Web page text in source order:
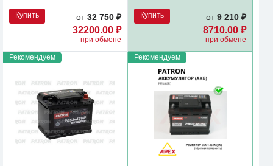
Купить от32 750 ₽
32200.00 ₽
при обмене
Купить от9 210 ₽
8710.00 ₽
при обмене
Рекомендуем Рекомендуем